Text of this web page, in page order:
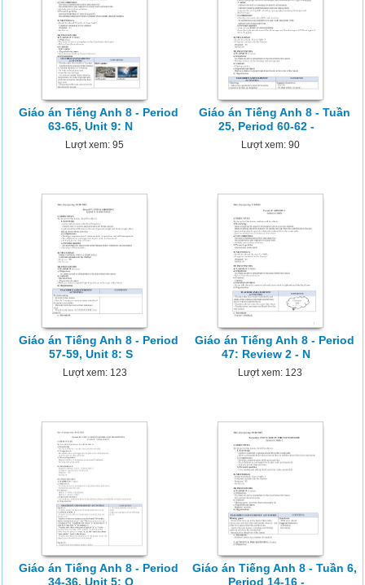
Giáo án Tiếng Anh 8 - Period
63-65, Unit 9: N
Lượt xem: 95
Giáo án Tiếng Anh 8 - Tuần
25, Period 60-62 -
Lượt xem: 90
Giáo án Tiếng Anh 8 - Period
57-59, Unit 8: S
Lượt xem: 123
Giáo án Tiếng Anh 8 - Period
47: Review 2 - N
Lượt xem: 123
Giáo án Tiếng Anh 8 - Period
34-36, Unit 5: O
Giáo án Tiếng Anh 8 - Tuần 6,
Period 14-16 -